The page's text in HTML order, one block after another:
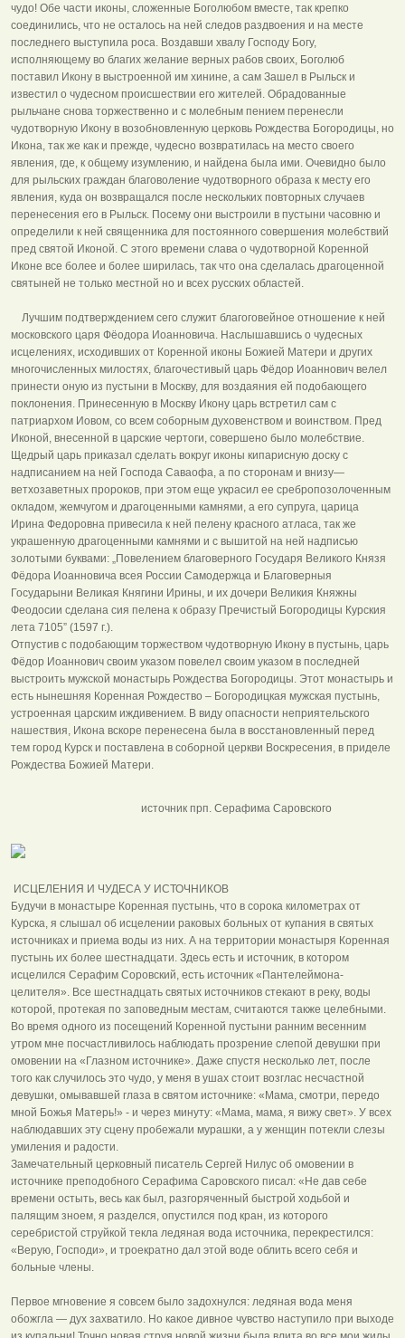
чудо! Обе части иконы, сложенные Боголюбом вместе, так крепко
соединились, что не осталось на ней следов раздвоения и на месте
последнего выступила роса. Воздавши хвалу Господу Богу,
исполняющему во благих желание верных рабов своих, Боголюб
поставил Икону в выстроенной им хинине, а сам Зашел в Рыльск и
известил о чудесном происшествии его жителей. Обрадованные
рыльчане снова торжественно и с молебным пением перенесли
чудотворную Икону в возобновленную церковь Рождества Богородицы, но
Икона, так же как и прежде, чудесно возвратилась на место своего
явления, где, к общему изумлению, и найдена была ими. Очевидно было
для рыльских граждан благоволение чудотворного образа к месту его
явления, куда он возвращался после нескольких повторных случаев
перенесения его в Рыльск. Посему они выстроили в пустыни часовню и
определили к ней священника для постоянного совершения молебствий
пред святой Иконой. С этого времени слава о чудотворной Коренной
Иконе все более и более ширилась, так что она сделалась драгоценной
святыней не только местной но и всех русских областей.
Лучшим подтверждением сего служит благоговейное отношение к ней
московского царя Фёодора Иоанновича. Наслышавшись о чудесных
исцелениях, исходивших от Коренной иконы Божией Матери и других
многочисленных милостях, благочестивый царь Фёдор Иоаннович велел
принести оную из пустыни в Москву, для воздаяния ей подобающего
поклонения. Принесенную в Москву Икону царь встретил сам с
патриархом Иовом, со всем соборным духовенством и воинством. Пред
Иконой, внесенной в царские чертоги, совершено было молебствие.
Щедрый царь приказал сделать вокруг иконы кипарисную доску с
надписанием на ней Господа Саваофа, а по сторонам и внизу—
ветхозаветных пророков, при этом еще украсил ее сребропозолоченным
окладом, жемчугом и драгоценными камнями, а его супруга, царица
Ирина Федоровна привесила к ней пелену красного атласа, так же
украшенную драгоценными камнями и с вышитой на ней надписью
золотыми буквами: „Повелением благоверного Государя Великого Князя
Фёдора Иоанновича всея России Самодержца и Благоверныя
Государыни Великая Княгини Ирины, и их дочери Великия Княжны
Феодосии сделана сия пелена к образу Пречистый Богородицы Курския
лета 7105” (1597 г.).
Отпустив с подобающим торжеством чудотворную Икону в пустынь, царь
Фёдор Иоаннович своим указом повелел своим указом в последней
выстроить мужской монастырь Рождества Богородицы. Этот монастырь и
есть нынешняя Коренная Рождество – Богородицкая мужская пустынь,
устроенная царским иждивением. В виду опасности неприятельского
нашествия, Икона вскоре перенесена была в восстановленный перед
тем город Курск и поставлена в соборной церкви Воскресения, в приделе
Рождества Божией Матери.
источник прп. Серафима Саровского
ИСЦЕЛЕНИЯ И ЧУДЕСА У ИСТОЧНИКОВ
Будучи в монастыре Коренная пустынь, что в сорока километрах от
Курска, я слышал об исцелении раковых больных от купания в святых
источниках и приема воды из них. А на территории монастыря Коренная
пустынь их более шестнадцати. Здесь есть и источник, в котором
исцелился Серафим Соровский, есть источник «Пантелеймона-
целителя». Все шестнадцать святых источников стекают в реку, воды
которой, протекая по заповедным местам, считаются также целебными.
Во время одного из посещений Коренной пустыни ранним весенним
утром мне посчастливилось наблюдать прозрение слепой девушки при
омовении на «Глазном источнике». Даже спустя несколько лет, после
того как случилось это чудо, у меня в ушах стоит возглас несчастной
девушки, омывавшей глаза в святом источнике: «Мама, смотри, передо
мной Божья Матерь!» - и через минуту: «Мама, мама, я вижу свет». У всех
наблюдавших эту сцену пробежали мурашки, а у женщин потекли слезы
умиления и радости.
Замечательный церковный писатель Сергей Нилус об омовении в
источнике преподобного Серафима Саровского писал: «Не дав себе
времени остыть, весь как был, разгоряченный быстрой ходьбой и
палящим зноем, я разделся, опустился под кран, из которого
серебристой струйкой текла ледяная вода источника, перекрестился:
«Верую, Господи», и троекратно дал этой воде облить всего себя и
больные члены.
Первое мгновение я совсем было задохнулся: ледяная вода меня
обожгла — дух захватило. Но какое дивное чувство наступило при выходе